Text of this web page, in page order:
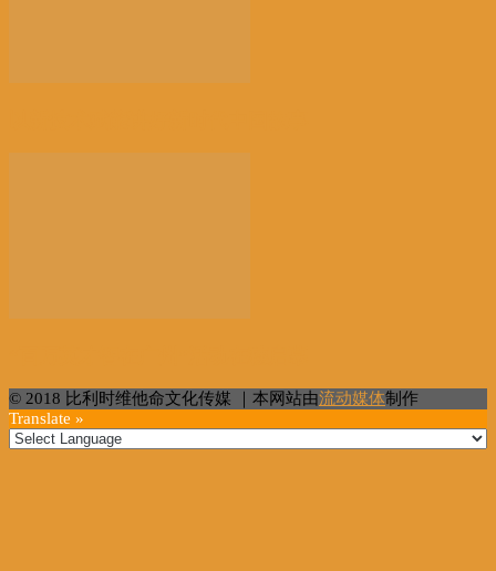
© 2018 比利时维他命文化传媒 ｜本网站由流动媒体制作
Translate »